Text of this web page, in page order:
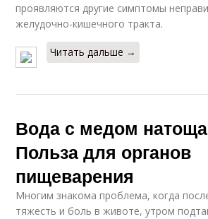
проявляются другие симптомы
желудочно-кишечного тракта.
Читать дальше →
Вода с медом
Польза для органов
пищеварения
Многим знакома проблема, когда
тяжесть и боль в животе, утром